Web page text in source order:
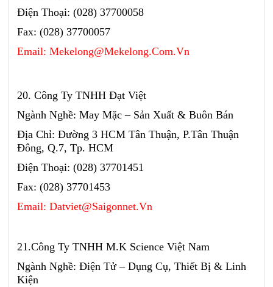
Điện Thoại: (028) 37700058
Fax: (028) 37700057
Email: Mekelong@Mekelong.Com.Vn
20. Công Ty TNHH Đạt Việt
Ngành Nghề: May Mặc – Sản Xuất & Buôn Bán
Địa Chỉ: Đường 3 HCM Tân Thuận, P.Tân Thuận
Đông, Q.7, Tp. HCM
Điện Thoại: (028) 37701451
Fax: (028) 37701453
Email: Datviet@Saigonnet.Vn
21.Công Ty TNHH M.K Science Việt Nam
Ngành Nghề: Điện Tử – Dụng Cụ, Thiết Bị & Linh
Kiện